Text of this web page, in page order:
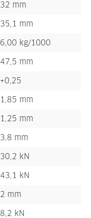
32 mm
35,1 mm
6,00 kg/1000
47,5 mm
+0,25
1,85 mm
1,25 mm
3,8 mm
30,2 kN
43,1 kN
2 mm
8,2 kN